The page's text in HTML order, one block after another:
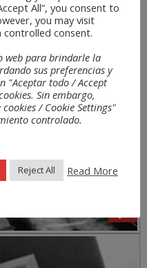
All”, you consent to
you may visit
consent.
web para brindarle la
sus preferencias y
"Aceptar todo / Accept
Sin embargo,
/ Cookie Settings"
controlado.
Reject All Read More